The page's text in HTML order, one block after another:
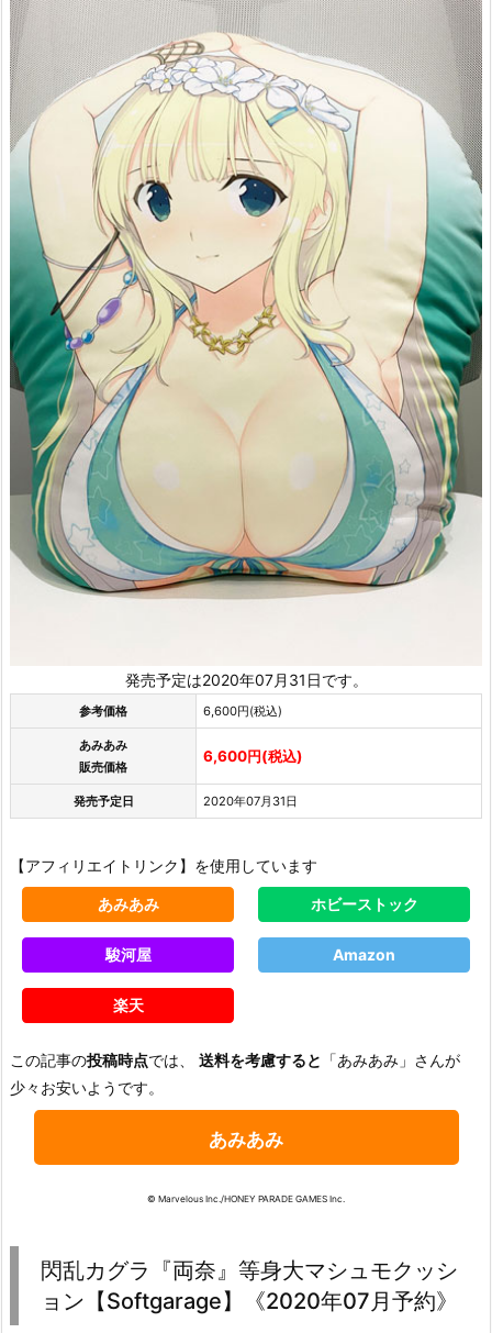
発売予定は2020年07月31日です。
参考価格 6,600円(税込)
あみあみ
販売価格
6,600円(税込)
発売予定日 2020年07月31日
【アフィリエイトリンク】を使用しています
あみあみ ホビーストック
駿河屋 Amazon
楽天
この記事の投稿時点では、 送料を考慮すると 「あみあみ」さんが
少々お安いようです。
あみあみ
© Marvelous Inc./HONEY PARADE GAMES Inc.
閃乱カグラ『両奈』等身大マシュモクッシ
ョン【Softgarage】《2020年07月予約》